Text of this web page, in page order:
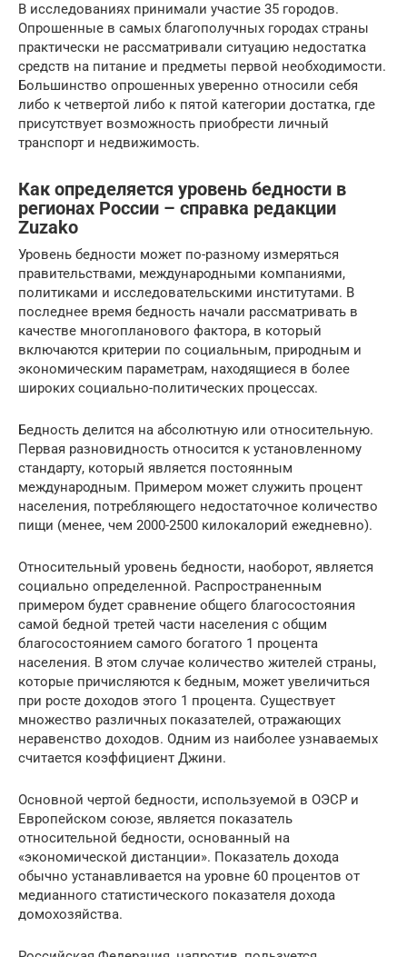
В исследованиях принимали участие 35 городов.
Опрошенные в самых благополучных городах страны
практически не рассматривали ситуацию недостатка
средств на питание и предметы первой необходимости.
Большинство опрошенных уверенно относили себя
либо к четвертой либо к пятой категории достатка, где
присутствует возможность приобрести личный
транспорт и недвижимость.
Как определяется уровень бедности в
регионах России – справка редакции
Zuzako
Уровень бедности может по-разному измеряться
правительствами, международными компаниями,
политиками и исследовательскими институтами. В
последнее время бедность начали рассматривать в
качестве многопланового фактора, в который
включаются критерии по социальным, природным и
экономическим параметрам, находящиеся в более
широких социально-политических процессах.
Бедность делится на абсолютную или относительную.
Первая разновидность относится к установленному
стандарту, который является постоянным
международным. Примером может служить процент
населения, потребляющего недостаточное количество
пищи (менее, чем 2000-2500 килокалорий ежедневно).
Относительный уровень бедности, наоборот, является
социально определенной. Распространенным
примером будет сравнение общего благосостояния
самой бедной третей части населения с общим
благосостоянием самого богатого 1 процента
населения. В этом случае количество жителей страны,
которые причисляются к бедным, может увеличиться
при росте доходов этого 1 процента. Существует
множество различных показателей, отражающих
неравенство доходов. Одним из наиболее узнаваемых
считается коэффициент Джини.
Основной чертой бедности, используемой в ОЭСР и
Европейском союзе, является показатель
относительной бедности, основанный на
«экономической дистанции». Показатель дохода
обычно устанавливается на уровне 60 процентов от
медианного статистического показателя дохода
домохозяйства.